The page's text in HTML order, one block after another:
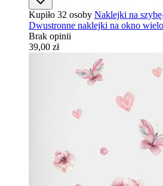
Kupiło 32 osoby Naklejki na
Dwustronne naklejki na okno
Brak opinii
39,00 zł